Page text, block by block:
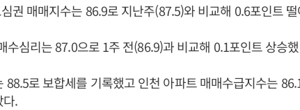
권 매매지수는 86.9로 지난주(87.5)와 비교해 0.6포인트
수심리는 87.0으로 1주 전(86.9)과 비교해 0.1포인트 상승
88.5로 보합세를 기록했고 인천 아파트 매매수급지수는
.